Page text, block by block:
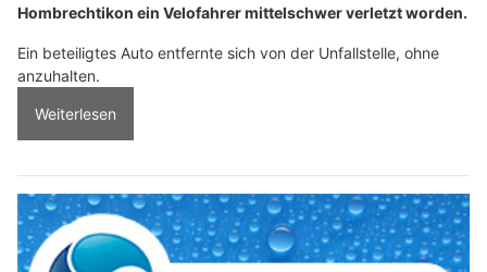
Hombrechtikon ein Velofahrer mittelschwer verletzt worden.
Ein beteiligtes Auto entfernte sich von der Unfallstelle, ohne
anzuhalten.
Weiterlesen